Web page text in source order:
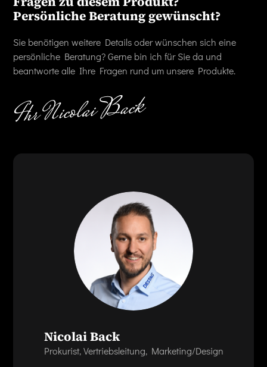
Persönliche Beratung gewünscht?
Sie benötigen weitere Details oder wünschen sich eine
persönliche Beratung? Gerne bin ich für Sie da und
beantworte alle Ihre Fragen rund um unsere Produkte.
Nicolai Back
Prokurist, Vertriebsleitung, Marketing/Design